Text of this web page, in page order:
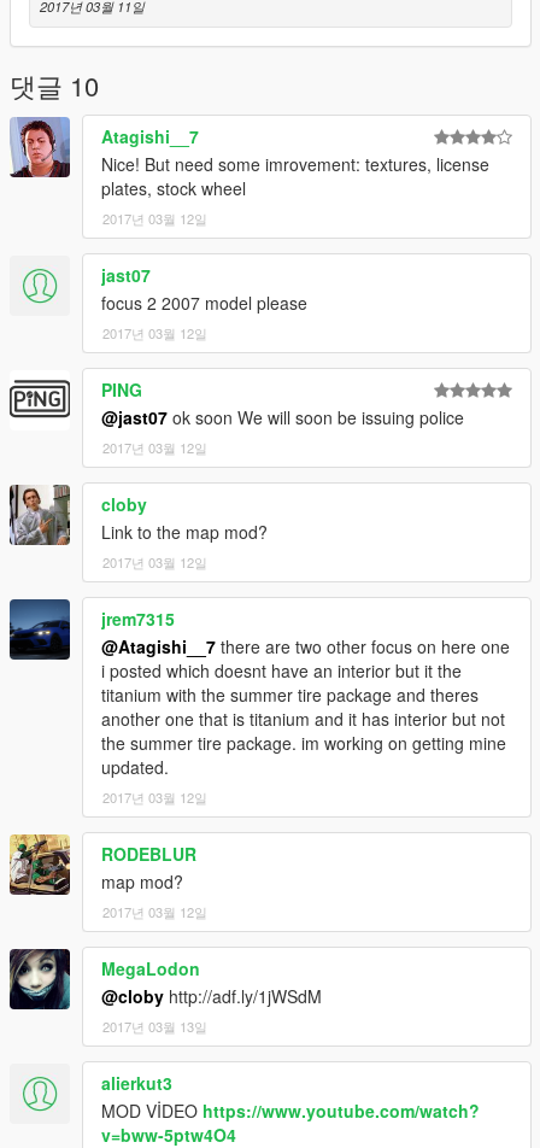
2017년 03월 11일
댓글 10
Atagishi__7
Nice! But need some imrovement: textures, license
plates, stock wheel
2017년 03월 12일
jast07
focus 2 2007 model please
2017년 03월 12일
PING
@jast07 ok soon We will soon be issuing police
2017년 03월 12일
cloby
Link to the map mod?
2017년 03월 12일
jrem7315
@Atagishi__7 there are two other focus on here one
i posted which doesnt have an interior but it the
titanium with the summer tire package and theres
another one that is titanium and it has interior but not
the summer tire package. im working on getting mine
updated.
2017년 03월 12일
RODEBLUR
map mod?
2017년 03월 12일
MegaLodon
@cloby http://adf.ly/1jWSdM
2017년 03월 13일
alierkut3
MOD VİDEO https://www.youtube.com/watch?
v=bww-5ptw4O4